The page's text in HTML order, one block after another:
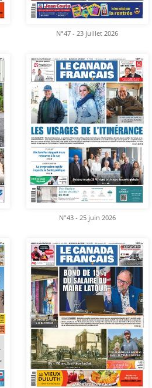
N°47 - 23 juillet 2026
N°43 - 25 juin 2026